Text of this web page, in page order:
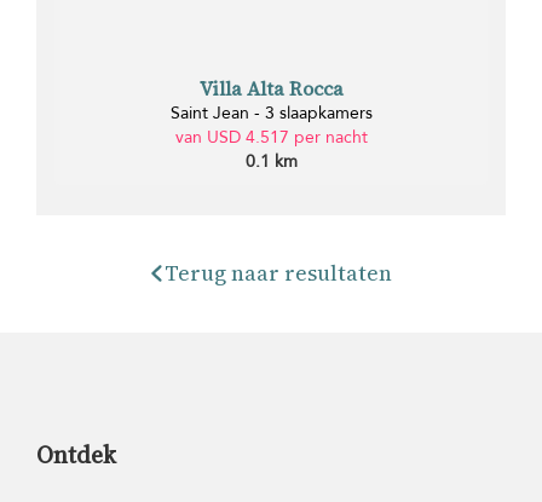
Villa Alta Rocca
Saint Jean - 3 slaapkamers
van USD 4.517 per nacht
0.1 km
Terug naar resultaten
Ontdek